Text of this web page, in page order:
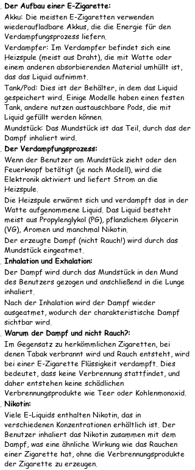
Azhad Distillati
Latakiamente,
Longfill Aroma
Regular Price
CHF 21.90Sale Price
CHF 15.33
Big Bold Menthol
Blackcurrant
100ml, ShortFill
Regular Price
CHF 21.90Sale Price
CHF 15.33
Just Juice Brutal
Rhubarb &
Custard 100ml,
ShortFill
Regular Price
CHF 20.90Sale Price
CHF 14.63
Omerta Sweet
Dreams Mango
Tart 80ml,
ShortFill
Regular Price
CHF 24.90Sale Price
CHF 17.43
Omerta Sweet
Dreams Glazed
Donut 80ml,
ShortFill
Regular Price
CHF 24.90Sale Price
CHF 17.43
The Lancashire
Creamery Farm
Shop Blueberry
Muffin 100ml,
ShortFill
Regular Price
CHF 25.90Sale Price
CHF 18.13
The Lancashire
Ice Creamery
Strawberry
Cheesecake
100ml, ShortFill
Regular Price
CHF 25.90Sale Price
CHF 18.13
Omerta -
SweetUp Bourbon
Custard, Longfill
Aroma
Regular Price
CHF 15.90Sale Price
CHF 11.13
Der Aufbau einer E-Zigarette:
Akku: Die meisten E-Zigaretten verwenden
wiederaufladbare Akkus, die die Energie für den
Verdampfungsprozess liefern.
Verdampfer: Im Verdampfer befindet sich eine
Heizspule (meist aus Draht), die mit Watte oder
einem anderen absorbierenden Material umhüllt ist,
das das Liquid aufnimmt.
Tank/Pod: Dies ist der Behälter, in dem das Liquid
gespeichert wird. Einige Modelle haben einen festen
Tank, andere nutzen austauschbare Pods, die mit
Liquid gefüllt werden können.
Mundstück: Das Mundstück ist das Teil, durch das der
Dampf inhaliert wird.
Der Verdampfungsprozess:
Wenn der Benutzer am Mundstück zieht oder den
Feuerknopf betätigt (je nach Modell), wird die
Elektronik aktiviert und liefert Strom an die
Heizspule.
Die Heizspule erwärmt sich und verdampft das in der
Watte aufgenommene Liquid. Das Liquid besteht
meist aus Propylenglykol (PG), pflanzlichem Glycerin
(VG), Aromen und manchmal Nikotin.
Der erzeugte Dampf (nicht Rauch!) wird durch das
Mundstück eingeatmet.
Inhalation und Exhalation:
Der Dampf wird durch das Mundstück in den Mund
des Benutzers gezogen und anschließend in die Lunge
inhaliert.
Nach der Inhalation wird der Dampf wieder
ausgeatmet, wodurch der charakteristische Dampf
sichtbar wird.
Warum der Dampf und nicht Rauch?:
Im Gegensatz zu herkömmlichen Zigaretten, bei
denen Tabak verbrannt wird und Rauch entsteht, wird
bei einer E-Zigarette Flüssigkeit verdampft. Dies
bedeutet, dass keine Verbrennung stattfindet, und
daher entstehen keine schädlichen
Verbrennungsprodukte wie Teer oder Kohlenmonoxid.
Nikotin:
Viele E-Liquids enthalten Nikotin, das in
verschiedenen Konzentrationen erhältlich ist. Der
Benutzer inhaliert das Nikotin zusammen mit dem
Dampf, was eine ähnliche Wirkung wie das Rauchen
einer Zigarette hat, ohne die Verbrennungsprodukte
der Zigarette zu erzeugen.